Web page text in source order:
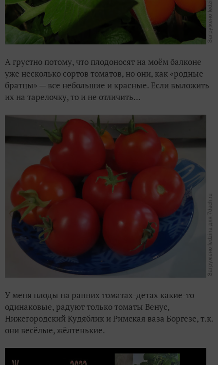
А грустно потому, что плодоносят на моём балконе
уже несколько сортов томатов, но они, как «родные
братцы» — все небольшие и красные. Если выложить
их на тарелочку, то и не отличить…
У меня плоды на ранних томатах-детах какие-то
одинаковые, радуют только томаты Венус,
Нижегородский Кудяблик и Римская ваза Боргезе, т.к.
они весёлые, жёлтенькие.